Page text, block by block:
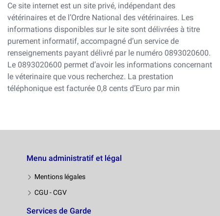
Ce site internet est un site privé, indépendant des
vétérinaires et de l’Ordre National des vétérinaires. Les
informations disponibles sur le site sont délivrées à titre
purement informatif, accompagné d’un service de
renseignements payant délivré par le numéro 0893020600.
Le 0893020600 permet d’avoir les informations concernant
le véterinaire que vous recherchez. La prestation
téléphonique est facturée 0,8 cents d’Euro par min
Menu administratif et légal
Mentions légales
CGU - CGV
Services de Garde